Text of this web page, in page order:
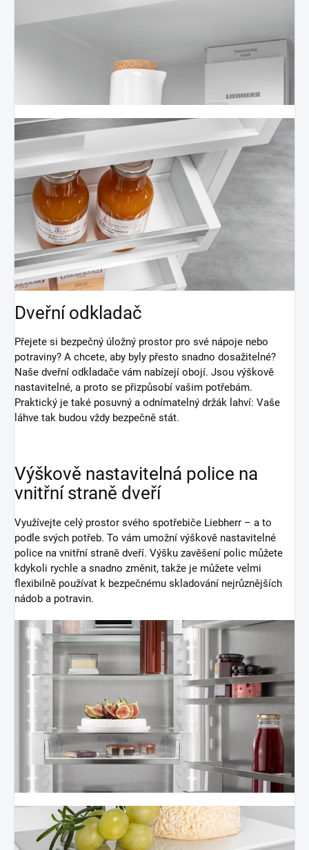
Dveřní odkladač
Přejete si bezpečný úložný prostor pro své nápoje nebo
potraviny? A chcete, aby byly přesto snadno dosažitelné?
Naše dveřní odkladače vám nabízejí obojí. Jsou výškově
nastavitelné, a proto se přizpůsobí vašim potřebám.
Praktický je také posuvný a odnímatelný držák lahví: Vaše
láhve tak budou vždy bezpečně stát.
Výškově nastavitelná police na
vnitřní straně dveří
Využívejte celý prostor svého spotřebiče Liebherr – a to
podle svých potřeb. To vám umožní výškově nastavitelné
police na vnitřní straně dveří. Výšku zavěšení polic můžete
kdykoli rychle a snadno změnit, takže je můžete velmi
flexibilně používat k bezpečnému skladování nejrůznějších
nádob a potravin.